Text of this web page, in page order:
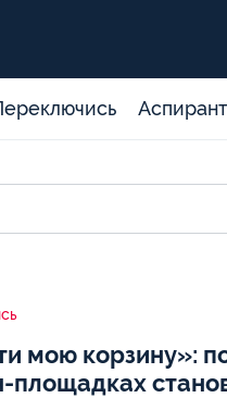
мою корзину»:
площадках